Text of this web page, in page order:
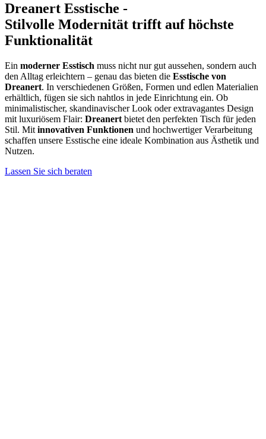
Dreanert Esstische -
Stilvolle Modernität trifft auf höchste
Funktionalität
Ein moderner Esstisch muss nicht nur gut aussehen, sondern auch
den Alltag erleichtern – genau das bieten die Esstische von
Dreanert. In verschiedenen Größen, Formen und edlen Materialien
erhältlich, fügen sie sich nahtlos in jede Einrichtung ein. Ob
minimalistischer, skandinavischer Look oder extravagantes Design
mit luxuriösem Flair: Dreanert bietet den perfekten Tisch für jeden
Stil. Mit innovativen Funktionen und hochwertiger Verarbeitung
schaffen unsere Esstische eine ideale Kombination aus Ästhetik und
Nutzen.
Lassen Sie sich beraten